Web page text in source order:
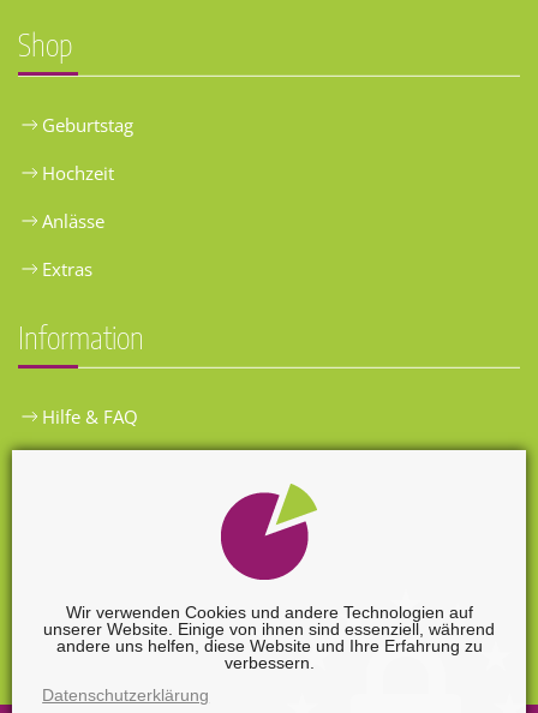
Wir verwenden Cookies und andere Technologien auf
unserer Website. Einige von ihnen sind essenziell, während
andere uns helfen, diese Website und Ihre Erfahrung zu
verbessern.
Datenschutzerklärung
Shop
Geburtstag
Hochzeit
Anlässe
Extras
Information
Hilfe & FAQ
Widerrufsformular